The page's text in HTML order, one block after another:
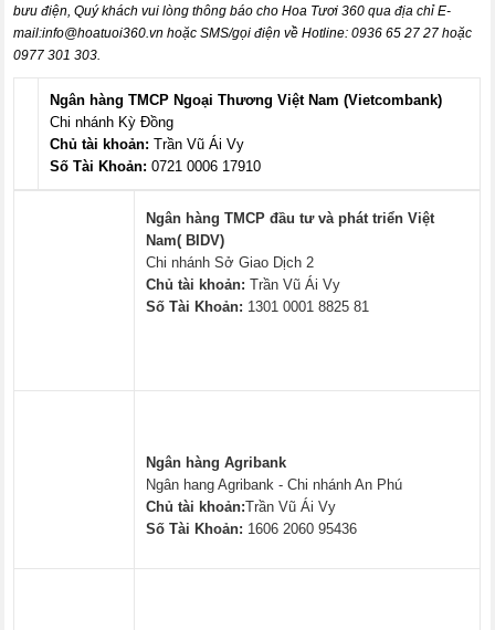
bưu điện, Quý khách vui lòng thông báo cho Hoa Tươi 360 qua địa chỉ E-
mail:info@hoatuoi360.vn hoặc SMS/gọi điện về Hotline: 0936 65 27 27 hoặc
0977 301 303.
Ngân hàng TMCP Ngoại Thương Việt Nam (Vietcombank)
Chi nhánh Kỳ Đồng
Chủ tài khoản: Trần Vũ Ái Vy
Số Tài Khoản: 0721 0006 17910
Ngân hàng TMCP đầu tư và phát triển Việt
Nam( BIDV)
Chi nhánh Sở Giao Dịch 2
Chủ tài khoản: Trần Vũ Ái Vy
Số Tài Khoản: 1301 0001 8825 81
Ngân hàng Agribank
Ngân hang Agribank - Chi nhánh An Phú
Chủ tài khoản:Trần Vũ Ái Vy
Số Tài Khoản: 1606 2060 95436